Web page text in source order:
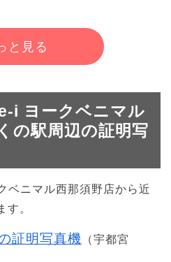
と見る
i ヨークベニマル
の駅周辺の証明写
ベニマル西那須野店から近
す。
証明写真機
（宇都宮